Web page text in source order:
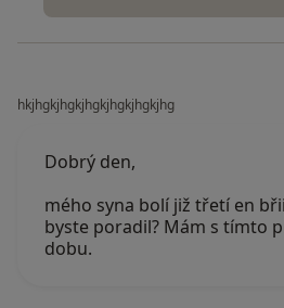
hkjhgkjhgkjhgkjhgkjhgkjhg
Dobrý den,
mého syna bolí již třetí en
byste poradil? Mám s tímto
dobu.